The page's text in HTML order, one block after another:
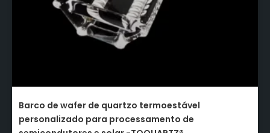
Barco de wafer de quartzo termoestável
personalizado para processamento de